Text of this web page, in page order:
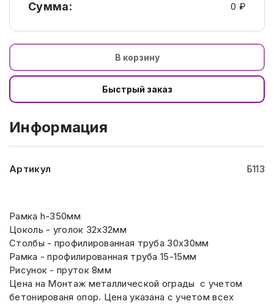
Сумма: 0 ₽
В корзину
Быстрый заказ
Информация
Артикул Б113
Рамка h-350мм
Цоколь - уголок 32х32мм
Столбы - профилированная труба 30х30мм
Рамка - профилированная труба 15-15мм
Рисунок - пруток 8мм
Цена на Монтаж металлической ограды с учетом
бетонированя опор. Цена указана с учетом всех